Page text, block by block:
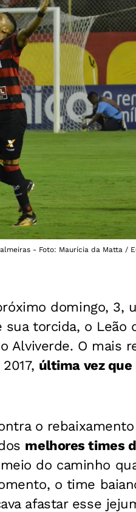
- Foto: Maurícia da Matta /
domingo, 3,
sua torcida, o Leão
Alviverde. O mais
última vez
o
melhores times
do caminho
o time
afastar esse